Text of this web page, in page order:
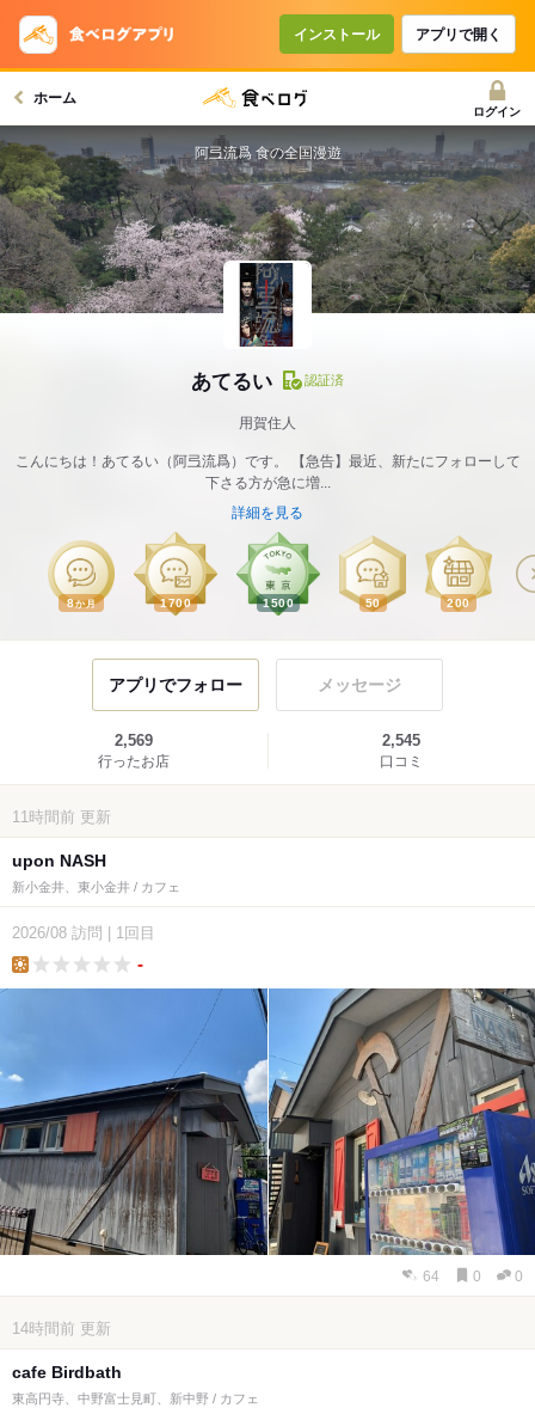
インストール アプリで開く
ホーム
ログイン
あてるい 認証済
用賀住人
こんにちは！あてるい（阿弖流爲）です。 【急告】最近、新たにフォローして
下さる方が急に増...
詳細を見る
8か月 1700 1500 50 200
阿弖流爲 食の全国漫遊
アプリでフォロー メッセージ
2,569
行ったお店
2,545
口コミ
11時間前 更新
upon NASH
新小金井、東小金井 / カフェ
2026/08 訪問 1回目
-
64 0 0
14時間前 更新
cafe Birdbath
東高円寺、中野富士見町、新中野 / カフェ